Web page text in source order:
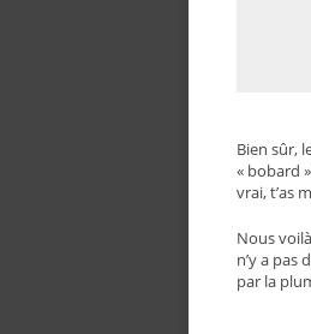
Bien sûr,
« bobard
vrai, t’as
Nous
n’y a pas
par la